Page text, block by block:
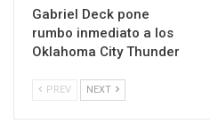
Gabriel Deck pone
rumbo inmediato a los
Oklahoma City Thunder
PREV NEXT